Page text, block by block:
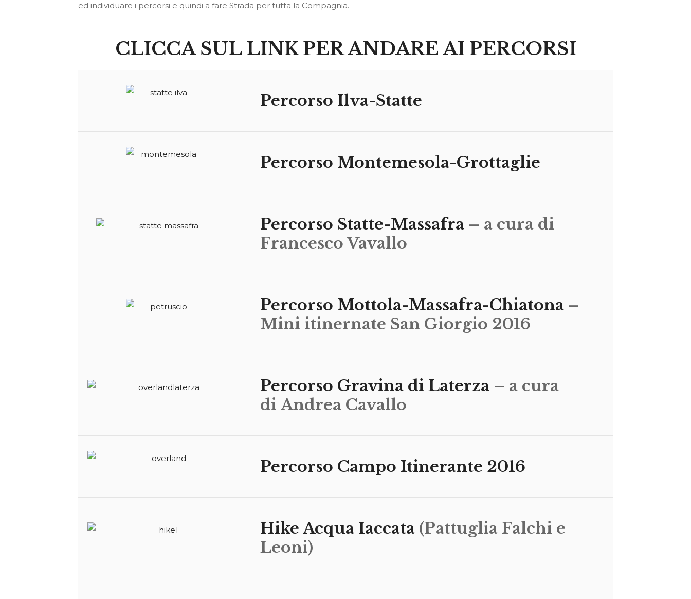
ed individuare i percorsi e quindi a fare Strada per tutta la Compagnia.
CLICCA SUL LINK PER ANDARE AI PERCORSI
Percorso Ilva-Statte
Percorso Montemesola-Grottaglie
Percorso Statte-Massafra – a cura di
Francesco Vavallo
Percorso Mottola-Massafra-Chiatona –
Mini itinernate San Giorgio 2016
Percorso Gravina di Laterza – a cura
di Andrea Cavallo
Percorso Campo Itinerante 2016
Hike Acqua Iaccata (Pattuglia Falchi e
Leoni)